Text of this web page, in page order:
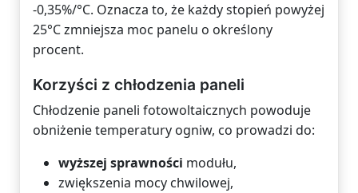
-0,35%/°C. Oznacza to, że każdy stopień powyżej
25°C zmniejsza moc panelu o określony
procent.
Korzyści z chłodzenia paneli
Chłodzenie paneli fotowoltaicznych powoduje
obniżenie temperatury ogniw, co prowadzi do:
wyższej sprawności modułu,
zwiększenia mocy chwilowej,